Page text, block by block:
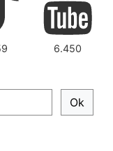
6.450
Ok